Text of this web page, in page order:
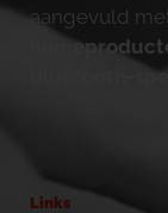
aangevuld
bluetooth-
Links